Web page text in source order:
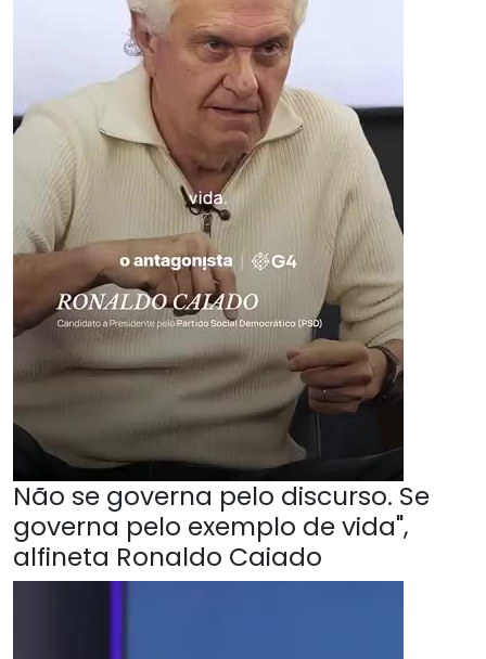
Não se governa pelo discurso. Se
governa pelo exemplo de vida",
alfineta Ronaldo Caiado